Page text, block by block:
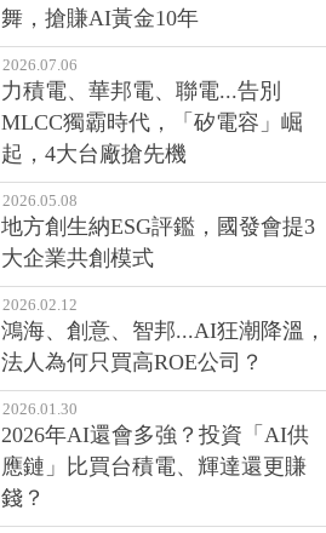
舞，搶賺AI黃金10年
2026.07.06
力積電、華邦電、聯電...告別
MLCC獨霸時代，「矽電容」崛
起，4大台廠搶先機
2026.05.08
地方創生納ESG評鑑，國發會提3
大企業共創模式
2026.02.12
鴻海、創意、智邦...AI狂潮降溫，
法人為何只買高ROE公司？
2026.01.30
2026年AI還會多強？投資「AI供
應鏈」比買台積電、輝達還更賺
錢？